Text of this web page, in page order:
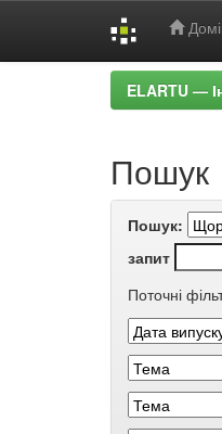
ELARTU —
Пошук
Пошук:
запит
Поточні